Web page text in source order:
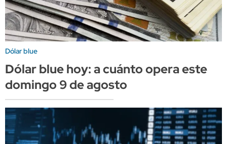
Dólar blue
Dólar blue hoy: a cuánto opera este
domingo 9 de agosto